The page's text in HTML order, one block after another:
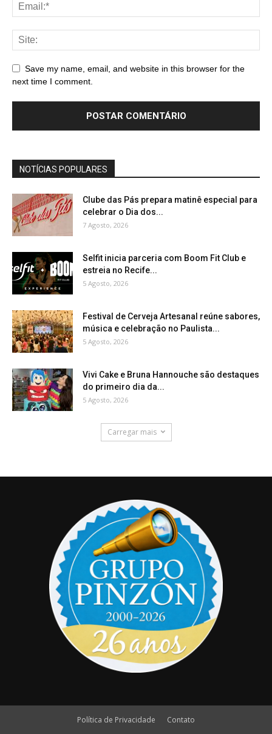
Save my name, email, and website in this browser for the
next time I comment.
NOTÍCIAS POPULARES
Clube das Pás prepara matinê especial para
celebrar o Dia dos...
7 Agosto, 2026
Selfit inicia parceria com Boom Fit Club e
estreia no Recife...
5 Agosto, 2026
Festival de Cerveja Artesanal reúne sabores,
música e celebração no Paulista...
5 Agosto, 2026
Vivi Cake e Bruna Hannouche são destaques
do primeiro dia da...
5 Agosto, 2026
Carregar mais
Política de Privacidade Contato